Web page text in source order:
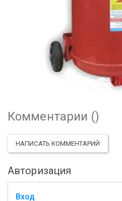
Комментарии ()
НАПИСАТЬ КОММЕНТАРИЙ
Авторизация
Вход